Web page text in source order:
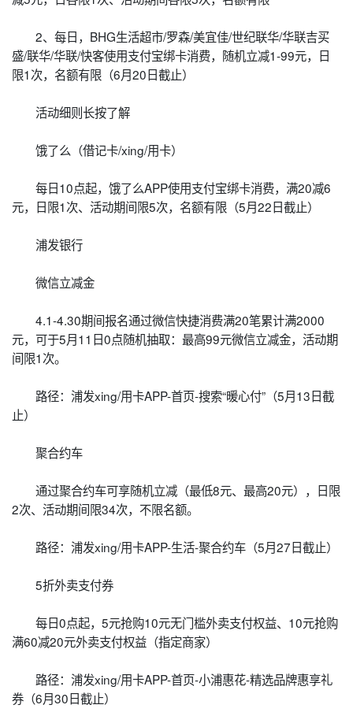
2、每日，BHG生活超市/罗森/美宜佳/世纪联华/华联吉买
盛/联华/华联/快客使用支付宝绑卡消费，随机立减1-99元，日
限1次，名额有限（6月20日截止）
活动细则长按了解
饿了么（借记卡/xing/用卡）
每日10点起，饿了么APP使用支付宝绑卡消费，满20减6
元，日限1次、活动期间限5次，名额有限（5月22日截止）
浦发银行
微信立减金
4.1-4.30期间报名通过微信快捷消费满20笔累计满2000
元，可于5月11日0点随机抽取：最高99元微信立减金，活动期
间限1次。
路径：浦发xing/用卡APP-首页-搜索“暖心付”（5月13日截
止）
聚合约车
通过聚合约车可享随机立减（最低8元、最高20元），日限
2次、活动期间限34次，不限名额。
路径：浦发xing/用卡APP-生活-聚合约车（5月27日截止）
5折外卖支付券
每日0点起，5元抢购10元无门槛外卖支付权益、10元抢购
满60减20元外卖支付权益（指定商家）
路径：浦发xing/用卡APP-首页-小浦惠花-精选品牌惠享礼
券（6月30日截止）